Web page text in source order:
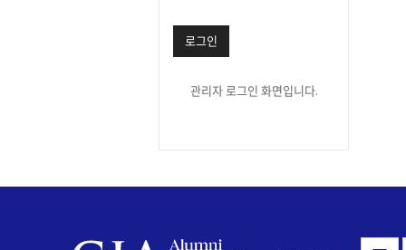
로그인
관리자 로그인 화면입니다.